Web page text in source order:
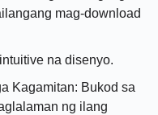
mag-download
na disenyo.
Kagamitan: Bukod sa
ng ilang